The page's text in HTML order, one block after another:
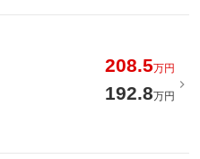
208.5万円
192.8万円